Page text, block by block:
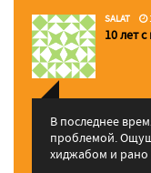
SALAT
10 лет
В последнее
проблемой.
хиджабом и рано